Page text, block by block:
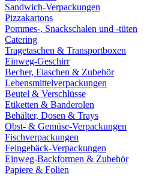
Sandwich-Verpackungen
Pizzakartons
Pommes-, Snackschalen und -tüten
Catering
Tragetaschen & Transportboxen
Einweg-Geschirr
Becher, Flaschen & Zubehör
Lebensmittelverpackungen
Beutel & Verschlüsse
Etiketten & Banderolen
Behälter, Dosen & Trays
Obst- & Gemüse-Verpackungen
Fischverpackungen
Feingebäck-Verpackungen
Einweg-Backformen & Zubehör
Papiere & Folien